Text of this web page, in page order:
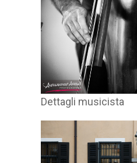
Dettagli musicista